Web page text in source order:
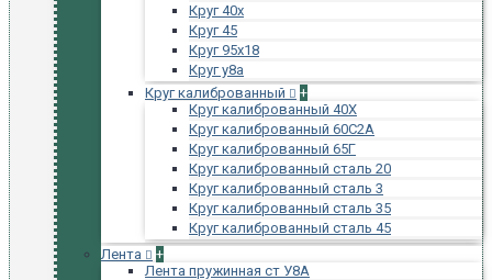
Круг 40х
Круг 45
Круг 95х18
Круг у8а
Круг калиброванный
+
Круг калиброванный 40Х
Круг калиброванный 60С2А
Круг калиброванный 65Г
Круг калиброванный сталь 20
Круг калиброванный сталь 3
Круг калиброванный сталь 35
Круг калиброванный сталь 45
Лента
+
Лента пружинная ст У8А